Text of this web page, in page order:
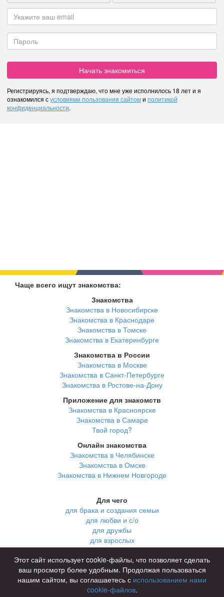
Начать знакомиться
Регистрируясь, я подтверждаю, что мне уже исполнилось 18 лет и я
ознакомился сусловиями пользования сайтоми политикой
конфиденциальности.
Чаще всего ищут знакомства:
Знакомства
Знакомства в Новосибирске
Знакомства в Краснодаре
Знакомства в Томске
Знакомства в Екатеринбурге
Знакомства в России
Знакомства в Москве
Знакомства в Санкт-Петербурге
Знакомства в Ростове-на-Дону
Приложение для знакомств
Знакомства в Красноярске
Знакомства в Самаре
Твой город?
Онлайн знакомства
Знакомства в Челябинске
Знакомства в Омске
Знакомства в Нижнем Новгороде
Для чего
для брака и создания семьи
для любви и с/о
для дружбы
для взрослых
В возрасте
за 40 лет
за 60 лет
для пожилых
Этот сайт использует cookie-файлы, что позволяет сделать
ваш просмотр более удобным. Продолжая пользоваться
нашим сайтом, вы соглашаетесь с использованием нами
cookie-файлов.